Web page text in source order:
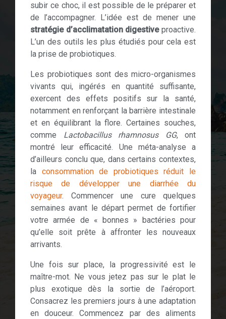
subir ce choc, il est possible de le préparer et
de l’accompagner. L’idée est de mener une
stratégie d’acclimatation digestiveproactive.
L’un des outils les plus étudiés pour cela est
la prise de probiotiques.
Les probiotiques sont des micro-organismes
vivants qui, ingérés en quantité suffisante,
exercent des effets positifs sur la santé,
notamment en renforçant la barrière intestinale
et en équilibrant la flore. Certaines souches,
comme Lactobacillus rhamnosus GG, ont
montré leur efficacité. Une méta-analyse a
d’ailleurs conclu que, dans certains contextes,
la consommation de probiotiques réduit le
risque de développer une diarrhée du
voyageur. Commencer une cure quelques
semaines avant le départ permet de fortifier
votre armée de « bonnes » bactéries pour
qu’elle soit prête à affronter les nouveaux
arrivants.
Une fois sur place, la progressivité est le
maître-mot. Ne vous jetez pas sur le plat le
plus exotique dès la sortie de l’aéroport.
Consacrez les premiers jours à une adaptation
en douceur. Commencez par des aliments